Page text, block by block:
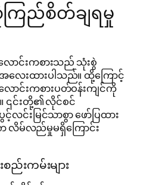
ကြည်စိတ်ချရမှု
လောင်းကစားသည် သုံးစွဲ
လေးထားပါသည်။ ထို့ကြောင့်
ာင်းကစားပတ်ဝန်းကျင်ကို
၎င်းတို့၏ လိုင်စင်
င်းမြင်သာစွာ ဖော်ပြထား
လိမ်လည်မှုမရှိကြောင်း
ည်းကမ်းများ